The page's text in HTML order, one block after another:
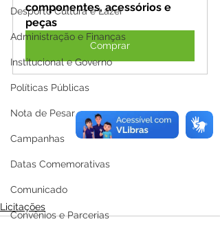
Desporto Cultura e Lazer
Administração e Finanças
Institucional e Governo
Políticas Públicas
Nota de Pesar
Campanhas
Datas Comemorativas
Comunicado
Convênios e Parcerias
componentes, acessórios e
peças
Comprar
Licitações